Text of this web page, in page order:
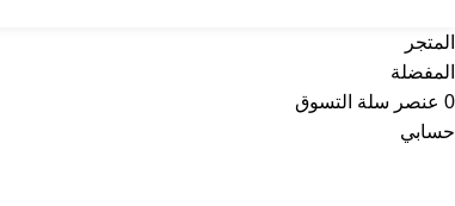
المتجر
المفضلة
0 عنصر سلة التسوق
حسابي